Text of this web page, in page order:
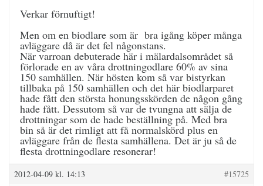
Verkar förnuftigt!
Men om en biodlare som är bra igång köper många
avläggare då är det fel någonstans.
När varroan debuterade här i mälardalsområdet så
förlorade en av våra drottningodlare 60% av sina
150 samhällen. När hösten kom så var bistyrkan
tillbaka på 150 samhällen och det här biodlarparet
hade fått den största honungsskörden de någon gång
hade fått. Dessutom så var de tvungna att sälja de
drottningar som de hade beställning på. Med bra
bin så är det rimligt att få normalskörd plus en
avläggare från de flesta samhällena. Det är ju så de
flesta drottningodlare resonerar!
2012-04-09 kl. 14:13 #15725